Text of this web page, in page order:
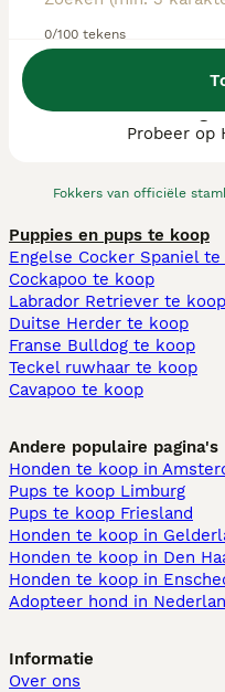
0/100 tekens
Fokkers van officiële
We hebben 0
Probeer op
Puppies en pups te koop
Engelse Cocker Spaniel
Cockapoo te koop
Labrador Retriever te koop
Duitse Herder te koop
Franse Bulldog te koop
Teckel ruwhaar te koop
Cavapoo te koop
Andere populaire pagina's
Honden te koop in
Pups te koop Limburg​
Pups te koop Friesland​
Honden te koop in
Honden te koop in Den
Honden te koop in
Adopteer hond in
Informatie
Over ons